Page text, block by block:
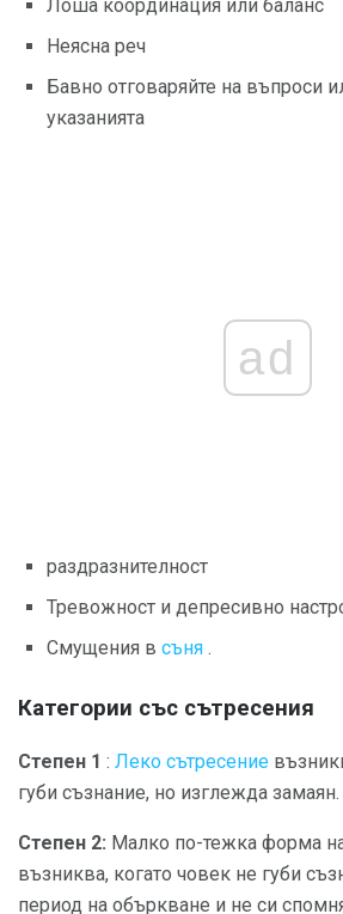
Лоша координация или баланс
Неясна реч
Бавно отговаряйте на въпроси
указанията
ad
раздразнителност
Тревожност и депресивно
Смущения в съня .
Категории със сътресения
Степен 1 : Леко сътресение
губи съзнание, но изглежда замаян.
Степен 2: Малко по-тежка форма
възниква, когато човек не губи
период на объркване и не си